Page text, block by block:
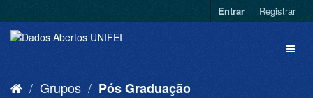
Entrar Registrar
Grupos Pós Graduação